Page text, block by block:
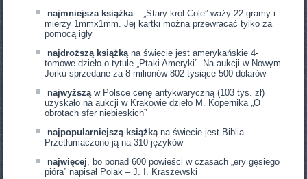
najmniejsza książka – „Stary król Cole” waży 22 gramy i
mierzy 1mmx1mm. Jej kartki można przewracać tylko za
pomocą igły
najdroższą książką na świecie jest amerykańskie 4-
tomowe dzieło o tytule „Ptaki Ameryki”. Na aukcji w Nowym
Jorku sprzedane za 8 milionów 802 tysiące 500 dolarów
najwyższą w Polsce cenę antykwaryczną (103 tys. zł)
uzyskało na aukcji w Krakowie dzieło M. Kopernika „O
obrotach sfer niebieskich”
najpopularniejszą książką na świecie jest Biblia.
Przetłumaczono ją na 310 języków
najwięcej , bo ponad 600 powieści w czasach „ery gęsiego
pióra” napisał Polak – J. I. Kraszewski